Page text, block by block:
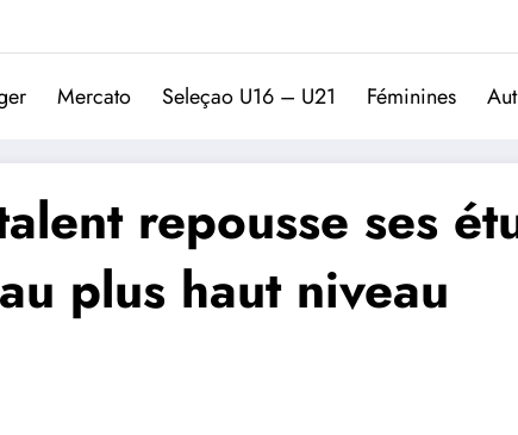
Trivela
L'actualité du football
Mercato Seleçao U16 – U21 Féminines
repousse ses
plus haut niveau